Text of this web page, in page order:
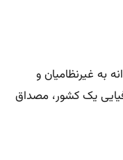
به غیرنظامیان و
یک کشور، مصداق